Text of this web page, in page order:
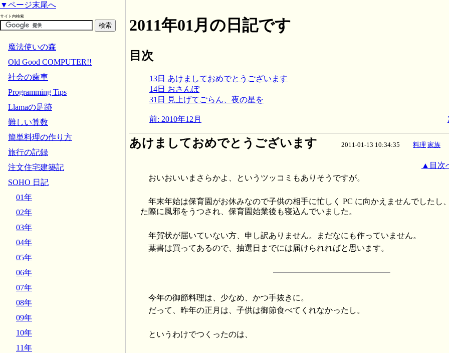
2011年01月の日記です
目次
13日 あけましておめでとうございます
14日 おさんぽ
31日 見上げてごらん、夜の星を
前: 2010年12月
あけましておめでとうございます 2011-01-13 10:34:35 料理 家族
▲目次
おいおいいまさらかよ、というツッコミもありそうですが。
年末年始は保育園がお休みなので子供の相手に忙しく PC に向かえませんでしたし
た際に風邪をうつされ、保育園始業後も寝込んでいました。
年賀状が届いていない方、申し訳ありません。まだなにも作っていません。
葉書は買ってあるので、抽選日までには届けられればと思います。
今年の御節料理は、少なめ、かつ手抜きに。
だって、昨年の正月は、子供は御節食べてくれなかったし。
というわけでつくったのは、
▼ページ末尾へ
サイト内検索
魔法使いの森
Old Good COMPUTER!!
社会の歯車
Programming Tips
Llamaの足跡
難しい算数
簡単料理の作り方
旅行の記録
注文住宅建築記
SOHO 日記
01年
02年
03年
04年
05年
06年
07年
08年
09年
10年
11年